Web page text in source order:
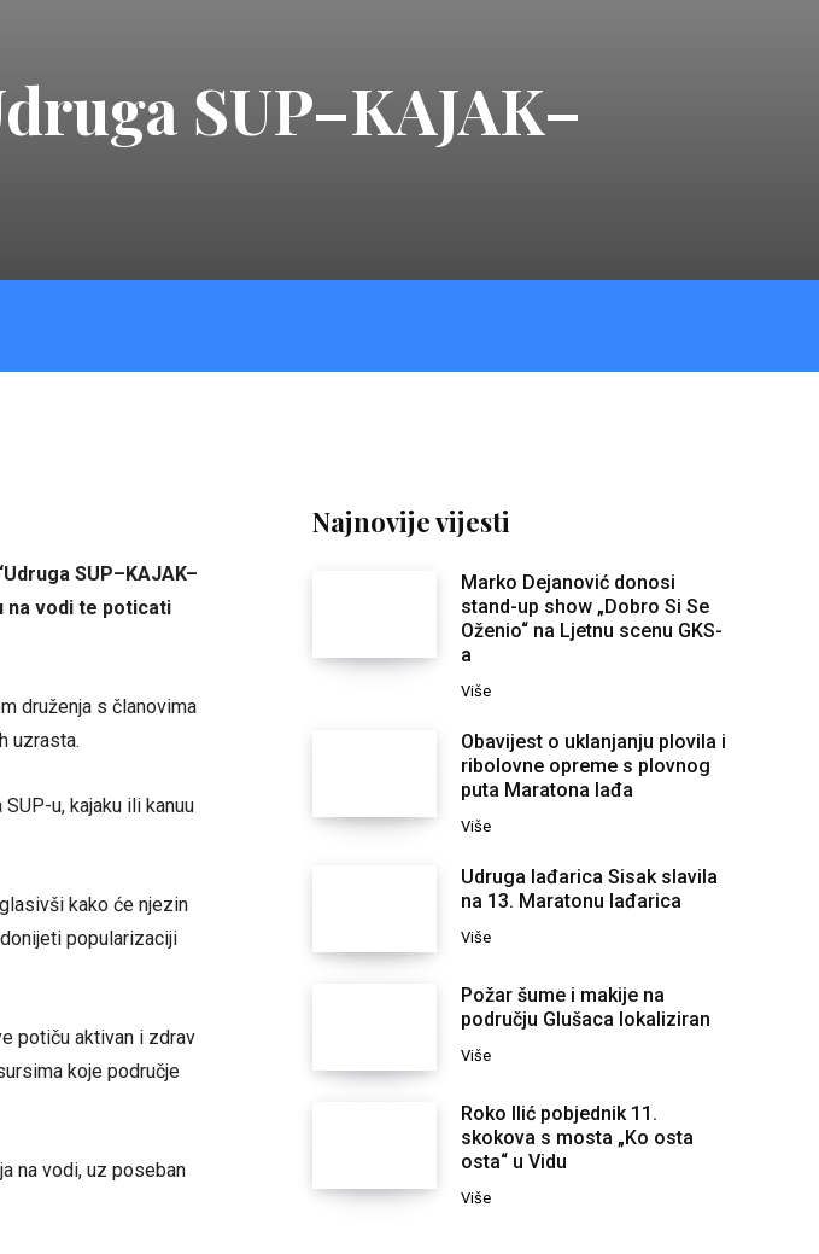
SUP–KAJAK–
SUP–KAJAK–
na vodi te poticati
druženja s članovima
uzrasta.
u, kajaku ili kanuu
kako će njezin
popularizaciji
potiču aktivan i zdrav
koje područje
na vodi, uz poseban
Najnovije vijesti
Marko Dejanović donosi
stand-up show „Dobro Si Se
Oženio“ na Ljetnu scenu GKS-
a
Više
Obavijest o uklanjanju plovila i
ribolovne opreme s plovnog
puta Maratona lađa
Više
Udruga lađarica Sisak slavila
na 13. Maratonu lađarica
Više
Požar šume i makije na
području Glušaca lokaliziran
Više
Roko Ilić pobjednik 11.
skokova s mosta „Ko osta
osta“ u Vidu
Više